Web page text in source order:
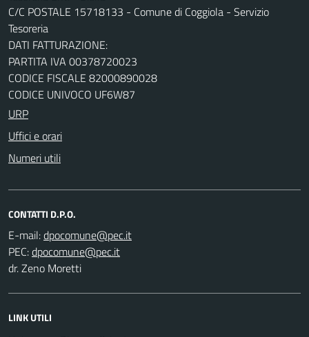
C/C POSTALE 15718133 - Comune di Coggiola - Servizio
Tesoreria
DATI FATTURAZIONE:
PARTITA IVA 00378720023
CODICE FISCALE 82000890028
CODICE UNIVOCO UF6W87
URP
Uffici e orari
Numeri utili
CONTATTI D.P.O.
E-mail:
PEC:
dr. Zeno Moretti
LINK UTILI